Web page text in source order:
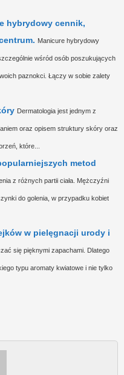
hybrydowy cennik,
Manicure hybrydowy
wśród osób poszukujących
paznokci. Łączy w sobie zalety
Dermatologia jest jednym z
oraz opisem struktury skóry oraz
które...
metod
z różnych partii ciała. Mężczyźni
do golenia, w przypadku kobiet
w pielęgnacji urody i
się pięknymi zapachami. Dlatego
typu aromaty kwiatowe i nie tylko